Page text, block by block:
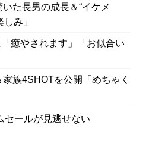
た長男の成長＆“イケメ
み」
癒やされます」「お似合い
族4SHOTを公開「めちゃく
セールが見逃せない